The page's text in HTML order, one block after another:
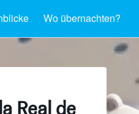
Wo übernachten?
Real de